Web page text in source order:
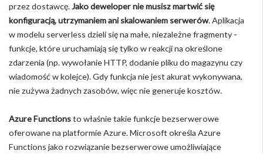
przez dostawcę.Jako deweloper nie musisz martwić się
konfiguracją, utrzymaniem ani skalowaniem serwerów. Aplikacja
w modelu serverless dzieli się na małe, niezależne fragmenty -
funkcje, które uruchamiają się tylko w reakcji na określone
zdarzenia (np. wywołanie HTTP, dodanie pliku do magazynu czy
wiadomość w kolejce). Gdy funkcja nie jest akurat wykonywana,
nie zużywa żadnych zasobów, więc nie generuje kosztów.
Azure Functionsto właśnie takie funkcje bezserwerowe
oferowane na platformie Azure. Microsoft określa Azure
Functions jako rozwiązanie bezserwerowe umożliwiające